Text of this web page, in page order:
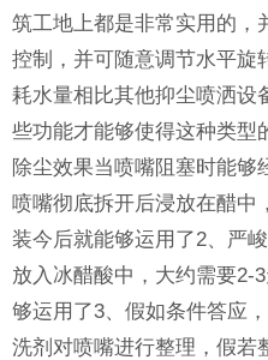
筑工地上都是非常实用的，
控制，并可随意调节水平旋
耗水量相比其他抑尘喷洒设
些功能才能够使得这种类型
除尘效果当喷嘴阻塞时能够
喷嘴彻底拆开后浸放在醋中
装今后就能够运用了2、严
放入冰醋酸中，大约需要2-
够运用了3、假如条件答应
洗剂对喷嘴进行整理，假若